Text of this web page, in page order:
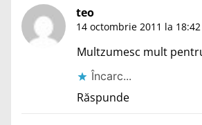
teo
14 octombrie 2011 la 18:42
Multzumesc mult
Încarc...
Răspunde